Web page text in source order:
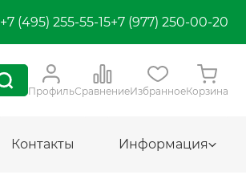
+7 (495) 255-55-15+7 (977) 250-00-20
ПрофильСравнениеИзбранноеКорзина
Контакты Информация